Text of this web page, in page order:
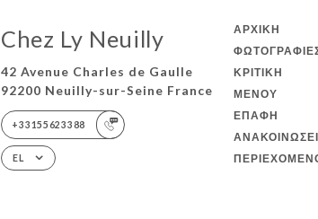
Chez Ly Neuilly
42 Avenue Charles de Gaulle
92200 Neuilly-sur-Seine France
+33155623388
EL
ΑΡΧΙΚΉ
ΚΡΙΤΙΚΉ
ΜΕΝΟΎ
ΕΠΑΦΉ